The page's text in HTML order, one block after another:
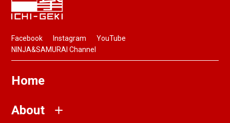
Facebook Instagram
YouTube
NINJA&SAMURAI Channel
Home
About